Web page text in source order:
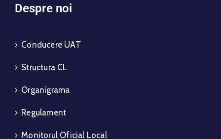
Despre noi
Conducere UAT
Structura CL
Organigrama
Regulament
Monitorul Oficial Local